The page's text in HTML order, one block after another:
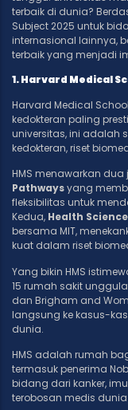
terbaik di dunia?
Subject 2025 untuk
internasional lainnya,
terbaik yang menjadi
1. Harvard Medical
Harvard Medical
kedokteran paling
universitas, ini adalah
kedokteran, riset
HMS menawarkan
Pathwaysyang
fleksibilitas untuk
Kedua, Health
bersama MIT,
kuat dalam riset
Yang bikin HMS
15 rumah sakit
dan Brigham and
langsung ke kasus-
dunia.
HMS adalah rumah
termasuk penerima
bidang dari kanker,
terobosan medis